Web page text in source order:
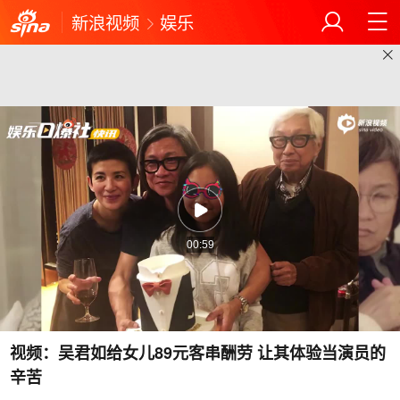
新浪视频 娱乐
00:59
视频：吴君如给女儿89元客串酬劳 让其体验当演员的
辛苦